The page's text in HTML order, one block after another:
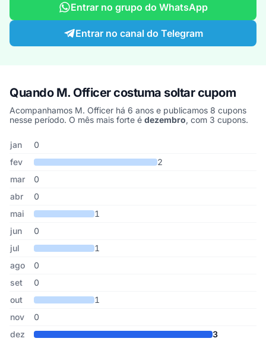
Entrar no grupo do WhatsApp
Entrar no canal do Telegram
Quando M. Officer costuma soltar cupom
Acompanhamos M. Officer há 6 anos e publicamos 8 cupons
nesse período. O mês mais forte é dezembro, com 3 cupons.
Cupons de M. Officer publicados por mês, somando os últimos 6
Mês Cupons publicados
jan
0
fev
2
mar
0
abr
0
mai
1
jun
0
jul
1
ago
0
set
0
out
1
nov
0
dez
3